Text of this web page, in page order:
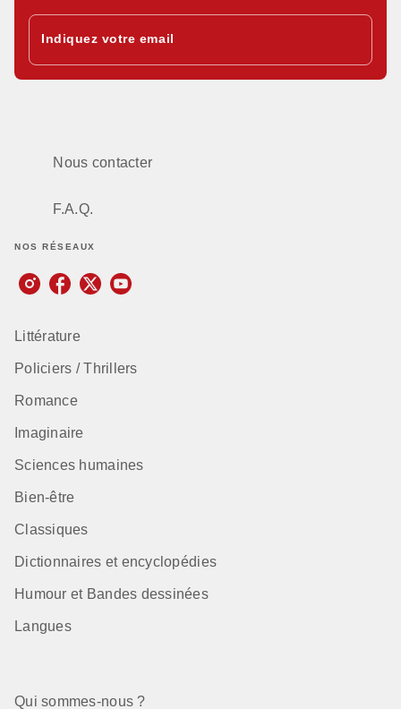
Indiquez votre email
Nous contacter
F.A.Q.
NOS RÉSEAUX
Littérature
Policiers / Thrillers
Romance
Imaginaire
Sciences humaines
Bien-être
Classiques
Dictionnaires et encyclopédies
Humour et Bandes dessinées
Langues
Qui sommes-nous ?